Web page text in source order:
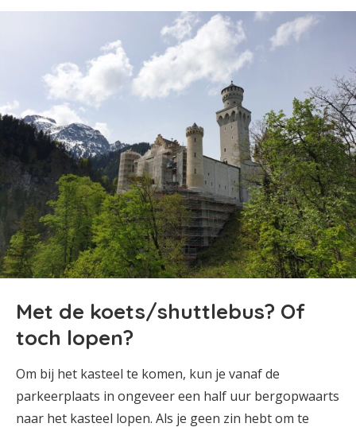
Met de koets/shuttlebus? Of
toch lopen?
Om bij het kasteel te komen, kun je vanaf de
parkeerplaats in ongeveer een half uur bergopwaarts
naar het kasteel lopen. Als je geen zin hebt om te